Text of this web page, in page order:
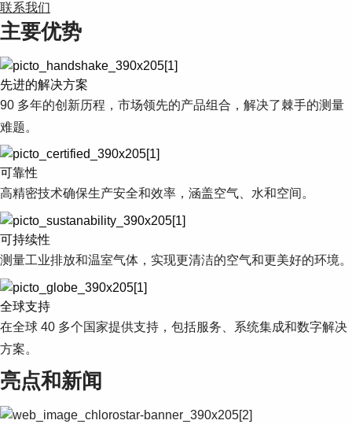
Suggestions
Products
See more products
Shopping list preview
0
联系我们
主要优势
先进的解决方案
90 多年的创新历程，市场领先的产品组合，解决了棘手的测量
难题。
可靠性
高精密技术确保生产安全和效率，涵盖空气、水和空间。
可持续性
测量工业排放和温室气体，实现更清洁的空气和更美好的环境。
全球支持
在全球 40 多个国家提供支持，包括服务、系统集成和数字解决
方案。
亮点和新闻